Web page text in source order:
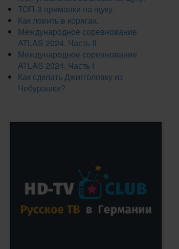
ТОП-3 приманки на щуку.
Как ловить в корягах.
Международное соревнование
ATLAS 2024. Часть II
Международное соревнование
ATLAS 2024. Часть I
Как сделать Джигголовку из
Чебурашки?